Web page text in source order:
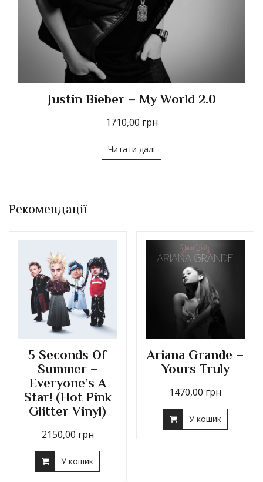
Justin Bieber – My World 2.0
1710,00 грн
Читати далі
Рекомендації
5 Seconds Of
Summer –
Everyone’s A
Star! (Hot Pink
Glitter Vinyl)
2150,00 грн
У кошик
Ariana Grande –
Yours Truly
1470,00 грн
У кошик